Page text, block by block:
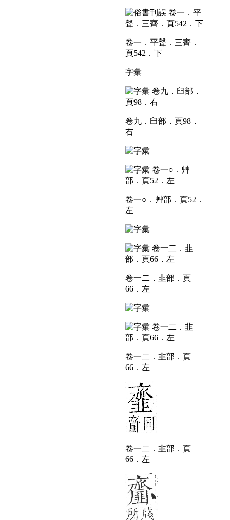
卷一．平聲．三齊．
頁542．下
字彙
卷九．臼部．頁98．
右
卷一○．艸部．頁52．
左
卷一二．韭部．頁
66．左
卷一二．韭部．頁
66．左
卷一二．韭部．頁
66．左